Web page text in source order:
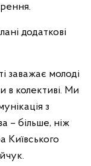
додаткові
заважає молоді
в колективі. Ми
з
– більше, ніж
Київського